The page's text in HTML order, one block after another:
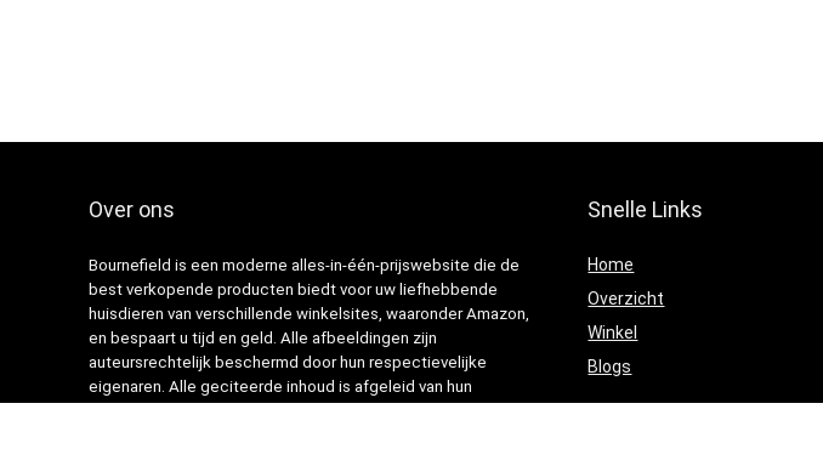
Over ons
Bournefield is een moderne alles-in-één-prijswebsite die de
best verkopende producten biedt voor uw liefhebbende
huisdieren van verschillende winkelsites, waaronder Amazon,
en bespaart u tijd en geld. Alle afbeeldingen zijn
auteursrechtelijk beschermd door hun respectievelijke
eigenaren. Alle geciteerde inhoud is afgeleid van hun
Snelle Links
Home
Overzicht
Winkel
Blogs